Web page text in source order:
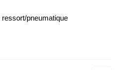
ressort/pneumatique